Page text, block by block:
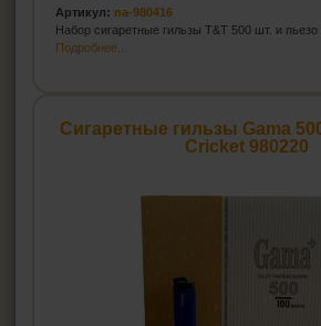
Артикул: na-980416
Набор сигаретные гильзы T&T 500 шт. и пьезо
Подробнее...
Сигаретные гильзы Gama
Cricket 980220